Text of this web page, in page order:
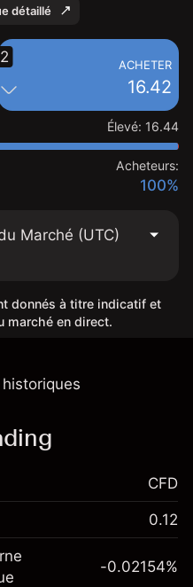
détaillé
ACHETER
16.42
Élevé: 16.44
Acheteurs:
100%
Marché (UTC)
donnés à titre indicatif et
marché en direct.
disponible pour le
CFD
0.12
-0.02154%